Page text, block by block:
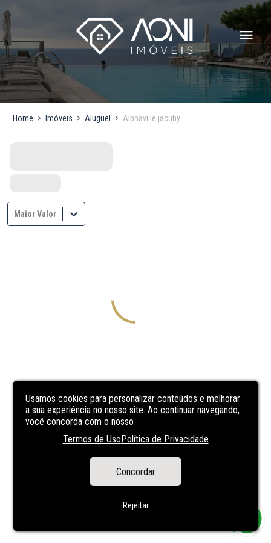
Usamos cookies para personalizar conteúdos e melhorar
a sua experiência no nosso site. Ao continuar navegando,
você concorda com o nosso
Termos de UsoPolítica de Privacidade
Concordar
Rejeitar
Home Imóveis Aluguel Alphaville jacuhy
Maior Valor